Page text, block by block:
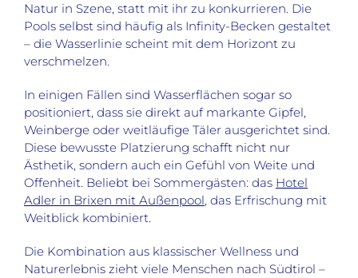
Natur in Szene, statt mit ihr zu konkurrieren. Die
Pools selbst sind häufig als Infinity-Becken gestaltet
– die Wasserlinie scheint mit dem Horizont zu
verschmelzen.
In einigen Fällen sind Wasserflächen sogar so
positioniert, dass sie direkt auf markante Gipfel,
Weinberge oder weitläufige Täler ausgerichtet sind.
Diese bewusste Platzierung schafft nicht nur
Ästhetik, sondern auch ein Gefühl von Weite und
Offenheit. Beliebt bei Sommergästen: das Hotel
Adler in Brixen mit Außenpool, das Erfrischung mit
Weitblick kombiniert.
Die Kombination aus klassischer Wellness und
Naturerlebnis zieht viele Menschen nach Südtirol –